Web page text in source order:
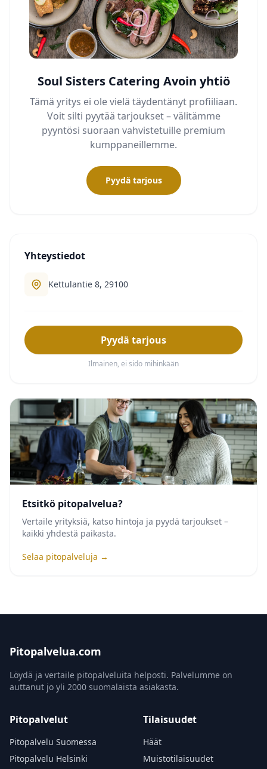
Soul Sisters Catering Avoin yhtiö
Tämä yritys ei ole vielä täydentänyt profiiliaan.
Voit silti pyytää tarjoukset – välitämme
pyyntösi suoraan vahvistetuille premium
kumppaneillemme.
Pyydä tarjous
Yhteystiedot
Kettulantie 8, 29100
Pyydä tarjous
Ilmainen, ei sido mihinkään
Etsitkö pitopalvelua?
Vertaile yrityksiä, katso hintoja ja pyydä tarjoukset –
kaikki yhdestä paikasta.
Selaa pitopalveluja →
Pitopalvelua.com
Löydä ja vertaile pitopalveluita helposti. Palvelumme on
auttanut jo yli 2000 suomalaista asiakasta.
Pitopalvelut
Pitopalvelu Suomessa
Pitopalvelu Helsinki
Tilaisuudet
Häät
Muistotilaisuudet